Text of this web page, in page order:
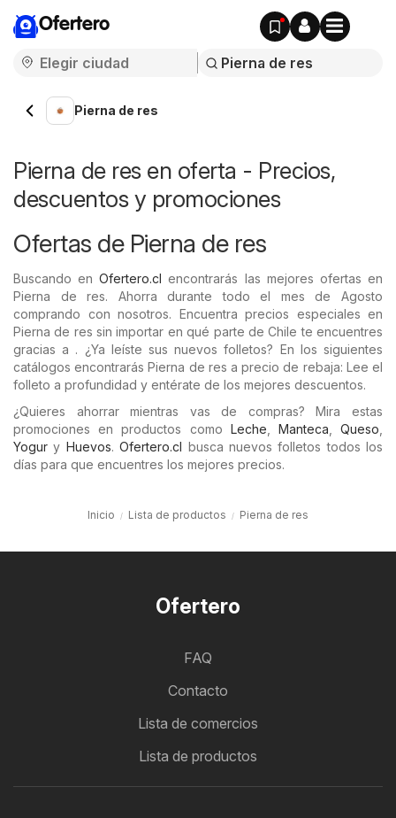
Ofertero
Pierna de res
Pierna de res en oferta - Precios,
descuentos y promociones
Ofertas de Pierna de res
Buscando enOfertero.cl encontrarás las mejores ofertas en
Pierna de res. Ahorra durante todo el mes de Agosto
comprando con nosotros. Encuentra precios especiales en
Pierna de res sin importar en qué parte de Chile te encuentres
gracias a . ¿Ya leíste sus nuevos folletos? En los siguientes
catálogos encontrarás Pierna de res a precio de rebaja: Lee el
folleto a profundidad y entérate de los mejores descuentos.
¿Quieres ahorrar mientras vas de compras? Mira estas
promociones en productos como Leche Manteca ,Queso
Yogur y Huevos.Ofertero.cl busca nuevos folletos todos los
días para que encuentres los mejores precios.
Inicio Lista de productos Pierna de res
Ofertero
FAQ
Contacto
Lista de comercios
Lista de productos